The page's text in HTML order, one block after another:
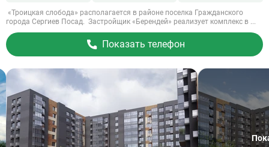
«Троицкая слобода» располагается в районе поселка Гражданского
города Сергиев Посад. Застройщик «Берендей» реализует комплекс в ...
Показать телефон